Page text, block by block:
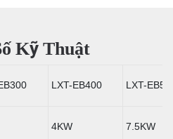
Kỹ Thuật
LXT-EB400 LXT-
4KW 7.5KW